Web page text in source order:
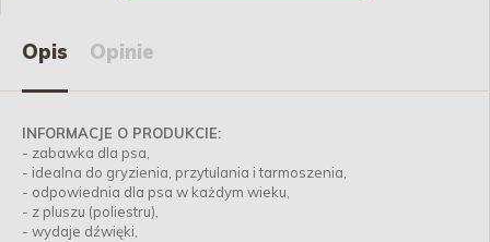
Opis Opinie
INFORMACJE O PRODUKCIE:
- zabawka dla psa,
- idealna do gryzienia, przytulania i tarmoszenia,
- odpowiednia dla psa w każdym wieku,
- z pluszu (poliestru),
- wydaje dźwięki,